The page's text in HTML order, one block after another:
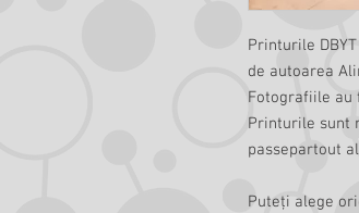
Printurile
de autoarea
Fotografiile au
Printurile sunt
passepartout
Puteţi alege